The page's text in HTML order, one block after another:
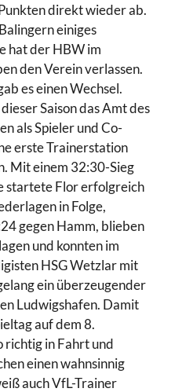
direkt wieder ab.
einiges
hat der HBW im
den Verein verlassen.
es einen Wechsel.
Saison das Amt des
als Spieler und Co-
erste Trainerstation
Mit einem 32:30-Sieg
startete Flor erfolgreich
in Folge,
gegen Hamm, blieben
und konnten im
HSG Wetzlar mit
ein überzeugender
Ludwigshafen. Damit
auf dem 8.
richtig in Fahrt und
einen wahnsinnig
auch VfL-Trainer